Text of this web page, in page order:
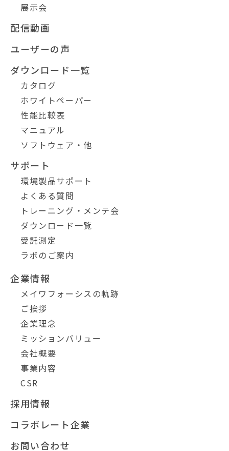
展示会
配信動画
ユーザーの声
ダウンロード一覧
カタログ
ホワイトペーパー
性能比較表
マニュアル
ソフトウェア・他
サポート
環境製品サポート
よくある質問
トレーニング・メンテ会
ダウンロード一覧
受託測定
ラボのご案内
企業情報
メイワフォーシスの軌跡
ご挨拶
企業理念
ミッションバリュー
会社概要
事業内容
CSR
採用情報
コラボレート企業
お問い合わせ